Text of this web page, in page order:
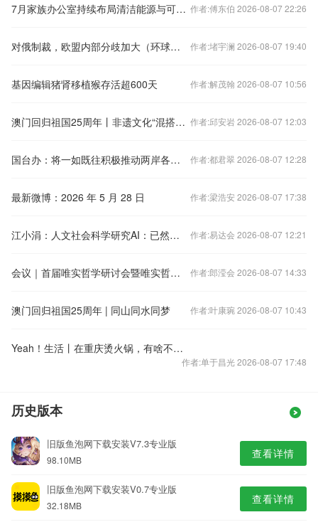
7月家族办公室持续布局清洁能源与可持续发展初创企业 作者:傅东伯 2026-08-07 22:26
对俄制裁，欧盟内部分歧加大（环球热点） 作者:堵宇澜 2026-08-07 19:40
基因编辑猪肾移植猴存活超600天 作者:解茂翰 2026-08-07 10:56
澳门回归祖国25周年丨非遗文化“混搭”现代科技 张艺谋全新作品献礼回归 作者:邱安岩 2026-08-07 12:03
国台办：将一如既往积极推动两岸各领域交流合作 作者:都君翠 2026-08-07 12:28
最新微博：2026 年 5 月 28 日 作者:梁浩安 2026-08-07 17:38
江小涓：人文社会科学研究AI：已然、或然和应然 作者:易达会 2026-08-07 12:21
会议｜首届唯实哲学研讨会暨唯实哲学研究院揭牌仪式在辽宁大学举行 作者:郎滢会 2026-08-07 14:33
澳门回归祖国25周年 | 同山同水同梦 作者:叶康琬 2026-08-07 10:43
Yeah！生活丨在重庆烫火锅，有啥不一样？
作者:单于昌光 2026-08-07 17:48
历史版本
旧版鱼泡网下载安装V7.3专业版
98.10MB 查看详情
旧版鱼泡网下载安装V0.7专业版
32.18MB 查看详情